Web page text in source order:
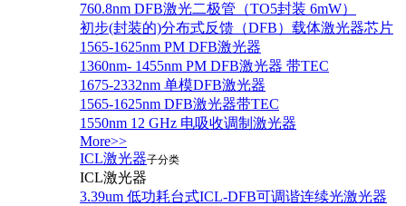
760.8nm DFB激光二极管（TO5封装 6mW）
初步(封装的)分布式反馈（DFB）载体激光器芯片
1565-1625nm PM DFB激光器
1360nm- 1455nm PM DFB激光器 带TEC
1675-2332nm 单模DFB激光器
1565-1625nm DFB激光器带TEC
1550nm 12 GHz 电吸收调制激光器
More>>
ICL激光器子分类
ICL激光器
3.39um 低功耗台式ICL-DFB可调谐连续光激光器